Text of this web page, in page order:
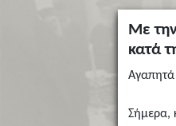
Με
κατά
Αγαπητά
Σήμερα,